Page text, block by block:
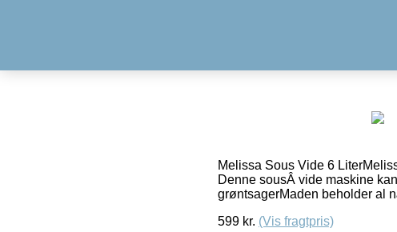
Melissa Sous Vide 6
Denne sousÂ vide maskine
grøntsagerMaden beholder al
599 kr. (Vis fragtpris)